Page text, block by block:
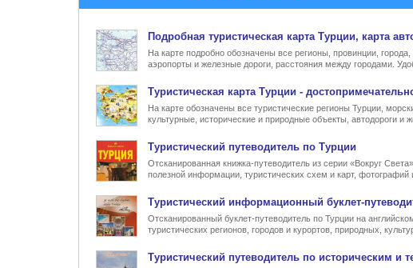
Подробная туристическая карта Турции, карта
На карте подробно обозначены все регионы, провинции,
аэропорты и железные дороги, расстояния между городами.
Туристическая карта Турции -
На карте обозначены все туристические регионы Турции,
культурные, исторические и природные объекты, автодороги и
Туристический путеводитель по Турции
Отсканированная книжка-путеводитель из серии «Вокруг
полезной информации, туристических схем и карт,
Туристический информационный буклет-
Отсканированный буклет-путеводитель по Турции на
туристических регионов, городов и курортов, природных,
Туристический путеводитель по историческим и